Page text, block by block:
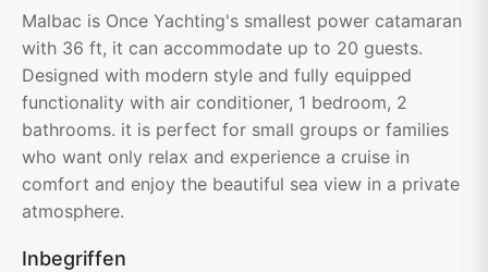
Malbac is Once Yachting's smallest power catamaran
with 36 ft, it can accommodate up to 20 guests.
Designed with modern style and fully equipped
functionality with air conditioner, 1 bedroom, 2
bathrooms. it is perfect for small groups or families
who want only relax and experience a cruise in
comfort and enjoy the beautiful sea view in a private
atmosphere.
Inbegriffen